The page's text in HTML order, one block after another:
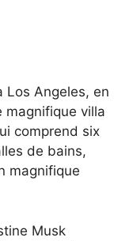
Los Angeles, en
magnifique villa
comprend six
de bains,
magnifique
Musk